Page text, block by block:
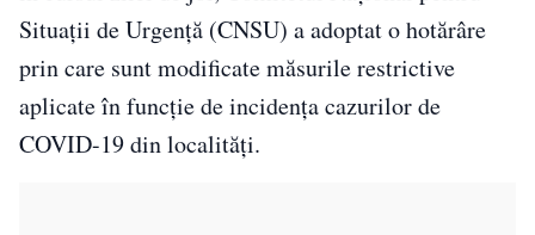
Situaţii de Urgenţă (CNSU) a adoptat o hotărâre
prin care sunt modificate măsurile restrictive
aplicate în funcţie de incidenţa cazurilor de
COVID-19 din localităţi.